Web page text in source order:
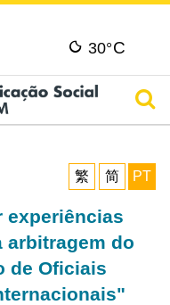
30°C
繁
简 PT
experiências
arbitragem do
de Oficiais